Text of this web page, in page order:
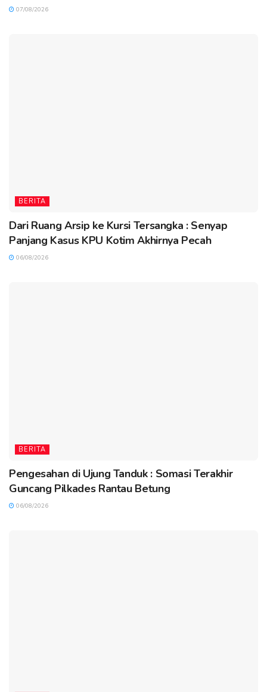
07/08/2026
BERITA
Dari Ruang Arsip ke Kursi Tersangka : Senyap
Panjang Kasus KPU Kotim Akhirnya Pecah
06/08/2026
BERITA
Pengesahan di Ujung Tanduk : Somasi Terakhir
Guncang Pilkades Rantau Betung
06/08/2026